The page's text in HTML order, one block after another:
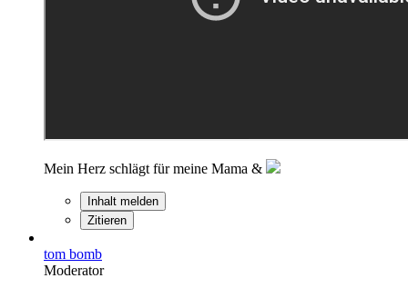
Mein Herz schlägt für meine Mama &
Inhalt melden
Zitieren
tom bomb
Moderator